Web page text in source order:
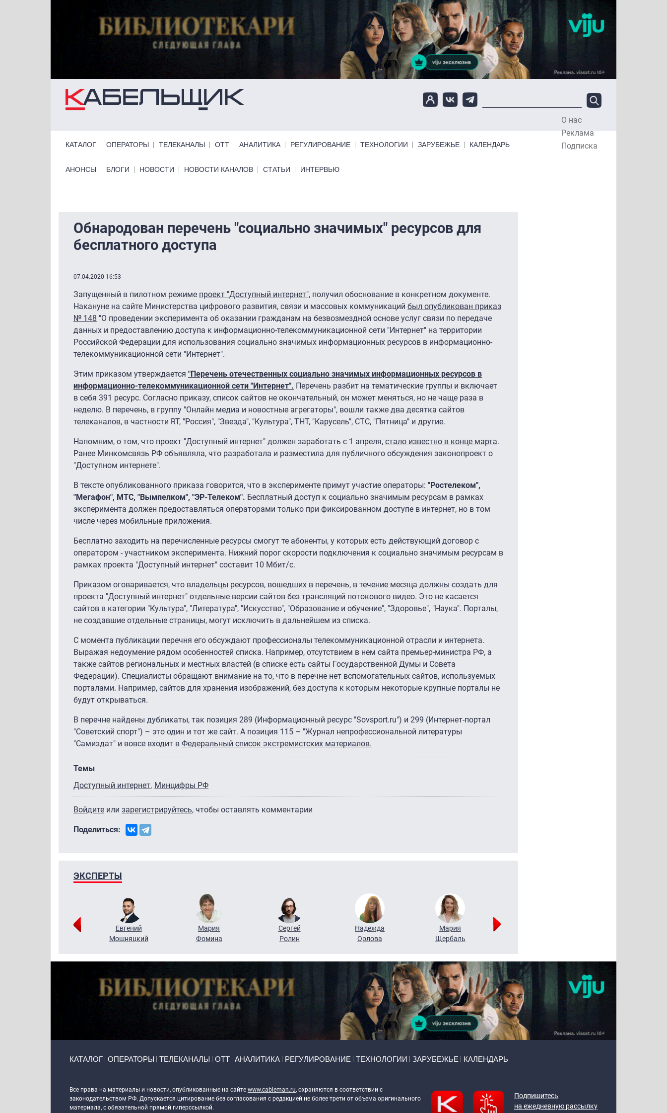
О нас
Реклама
Подписка
КАТАЛОГ ОПЕРАТОРЫ ТЕЛЕКАНАЛЫ ОТТ АНАЛИТИКА РЕГУЛИРОВАНИЕ ТЕХНОЛОГИИ ЗАРУБЕЖЬЕ КАЛЕНДАРЬ
Primary links bottom
АНОНСЫ БЛОГИ НОВОСТИ НОВОСТИ КАНАЛОВ СТАТЬИ ИНТЕРВЬЮ
Обнародован перечень "социально значимых" ресурсов для
бесплатного доступа
07.04.2020 16:53
Запущенный в пилотном режиме проект "Доступный интернет", получил обоснование в конкретном документе.
Накануне на сайте Министерства цифрового развития, связи и массовых коммуникаций был опубликован приказ
№ 148 "О проведении эксперимента об оказании гражданам на безвозмездной основе услуг связи по передаче
данных и предоставлению доступа к информационно-телекоммуникационной сети "Интернет" на территории
Российской Федерации для использования социально значимых информационных ресурсов в информационно-
телекоммуникационной сети "Интернет".
Этим приказом утверждается "Перечень отечественных социально значимых информационных ресурсов в
информационно-телекоммуникационной сети "Интернет". Перечень разбит на тематические группы и включает
в себя 391 ресурс. Согласно приказу, список сайтов не окончательный, он может меняться, но не чаще раза в
неделю. В перечень, в группу "Онлайн медиа и новостные агрегаторы", вошли также два десятка сайтов
телеканалов, в частности RT, "Россия", "Звезда", "Культура", ТНТ, "Карусель", СТС, "Пятница" и другие.
Напомним, о том, что проект "Доступный интернет" должен заработать с 1 апреля, стало известно в конце марта.
Ранее Минкомсвязь РФ объявляла, что разработала и разместила для публичного обсуждения законопроект о
"Доступном интернете".
В тексте опубликованного приказа говорится, что в эксперименте примут участие операторы: "Ростелеком",
"Мегафон", МТС, "Вымпелком", "ЭР-Телеком". Бесплатный доступ к социально значимым ресурсам в рамках
эксперимента должен предоставляться операторами только при фиксированном доступе в интернет, но в том
числе через мобильные приложения.
Бесплатно заходить на перечисленные ресурсы смогут те абоненты, у которых есть действующий договор с
оператором - участником эксперимента. Нижний порог скорости подключения к социально значимым ресурсам в
рамках проекта "Доступный интернет" составит 10 Мбит/с.
Приказом оговаривается, что владельцы ресурсов, вошедших в перечень, в течение месяца должны создать для
проекта "Доступный интернет" отдельные версии сайтов без трансляций потокового видео. Это не касается
сайтов в категории "Культура", "Литература", "Искусство", "Образование и обучение", "Здоровье", "Наука". Порталы,
не создавшие отдельные страницы, могут исключить в дальнейшем из списка.
С момента публикации перечня его обсуждают профессионалы телекоммуникационной отрасли и интернета.
Выражая недоумение рядом особенностей списка. Например, отсутствием в нем сайта премьер-министра РФ, а
также сайтов региональных и местных властей (в списке есть сайты Государственной Думы и Совета
Федерации). Специалисты обращают внимание на то, что в перечне нет вспомогательных сайтов, используемых
порталами. Например, сайтов для хранения изображений, без доступа к которым некоторые крупные порталы не
будут открываться.
В перечне найдены дубликаты, так позиция 289 (Информационный ресурс "Sovsport.ru") и 299 (Интернет-портал
"Советский спорт") – это один и тот же сайт. А позиция 115 – "Журнал непрофессиональной литературы
"Самиздат" и вовсе входит в Федеральный список экстремистских материалов.
Темы
Доступный интернет Минцифры РФ
Войдите или зарегистрируйтесь, чтобы оставлять комментарии
Поделиться:
ЭКСПЕРТЫ
Евгений
Мошняцкий
Мария
Фомина
Сергей
Ролин
Надежда
Орлова
Мария
Щербаль
КАТАЛОГ ОПЕРАТОРЫ ТЕЛЕКАНАЛЫ ОТТ АНАЛИТИКА РЕГУЛИРОВАНИЕ ТЕХНОЛОГИИ ЗАРУБЕЖЬЕ КАЛЕНДАРЬ
Все права на материалы и новости, опубликованные на сайте www.cableman.ru, охраняются в соответствии с
законодательством РФ. Допускается цитирование без согласования с редакцией не более трети от объема оригинального
материала, с обязательной прямой гиперссылкой.
Подпишитесь
на ежедневную рассылку